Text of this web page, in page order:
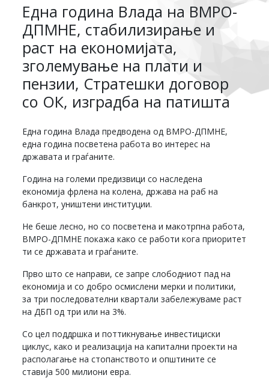
Една година Влада на ВМРО-
ДПМНЕ, стабилизирање и
раст на економијата,
зголемување на плати и
пензии, Стратешки договор
со ОК, изградба на патишта
Една година Влада предводена од ВМРО-ДПМНЕ,
една година посветена работа во интерес на
државата и граѓаните.
Година на големи предизвици со наследена
економија фрлена на колена, држава на раб на
банкрот, уништени институции.
Не беше лесно, но со посветена и макотрпна работа,
ВМРО-ДПМНЕ покажа како се работи кога приоритет
ти се државата и граѓаните.
Прво што се направи, се запре слободниот пад на
економија и со добро осмислени мерки и политики,
за три последователни квартали забележуваме раст
на ДБП од три или на 3%.
Со цел поддршка и поттикнување инвестициски
циклус, како и реализација на капитални проекти на
располагање на стопанството и општините се
ставија 500 милиони евра.